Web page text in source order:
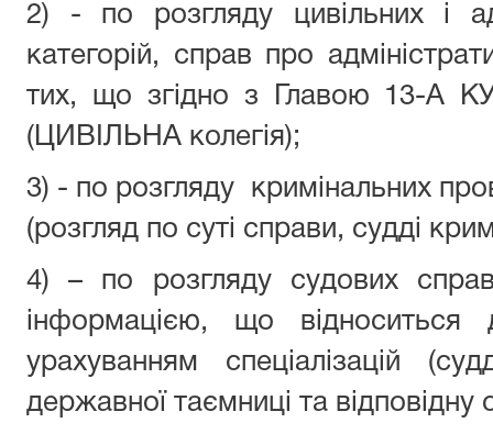
2) - по розгляду цивільних і
категорій, справ про
тих, що згідно з Главою 13-А
(ЦИВІЛЬНА колегія);
3) - по розгляду кримінальних
(розгляд по суті справи, судді
4) – по розгляду судових
інформацією, що
урахуванням спеціалізацій
державної таємниці та відповідну